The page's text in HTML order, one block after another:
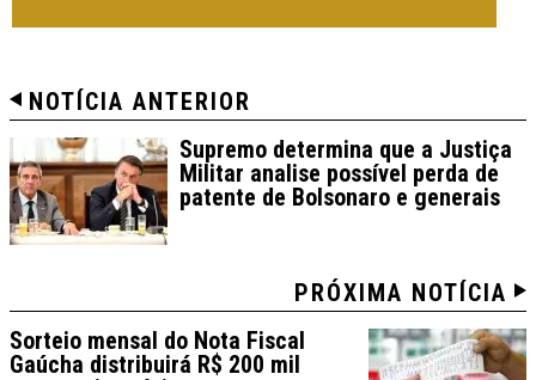
NOTÍCIA ANTERIOR
Supremo determina que a Justiça
Militar analise possível perda de
patente de Bolsonaro e generais
PRÓXIMA NOTÍCIA
Sorteio mensal do Nota Fiscal
Gaúcha distribuirá R$ 200 mil